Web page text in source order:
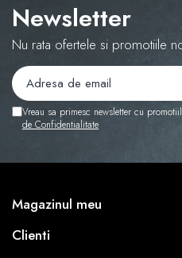
Newsletter
Nu rata ofertele si promotiile
Vreau sa primesc newsletter cu
de Confidentialitate
Magazinul meu
Clienti